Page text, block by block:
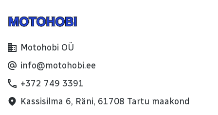
Motohobi OÜ
info@motohobi.ee
+372 749 3391
Kassisilma 6, Räni, 61708 Tartu maakond